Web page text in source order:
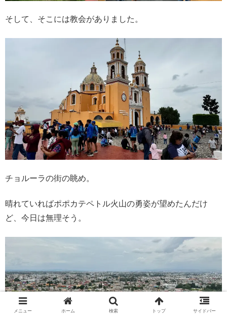
そして、そこには教会がありました。
チョルーラの街の眺め。
晴れていればポポカテペトル火山の勇姿が望めたんだけ
ど、今日は無理そう。
メニュー ホーム 検索 トップ サイドバー